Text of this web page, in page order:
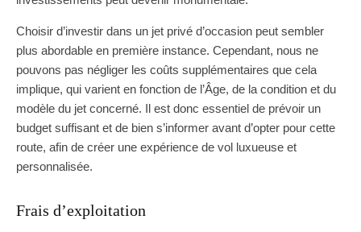
Choisir d’investir dans un jet privé d’occasion peut sembler
plus abordable en première instance. Cependant, nous ne
pouvons pas négliger les coûts supplémentaires que cela
implique, qui varient en fonction de l’Âge, de la condition et du
modèle du jet concerné. Il est donc essentiel de prévoir un
budget suffisant et de bien s’informer avant d’opter pour cette
route, afin de créer une expérience de vol luxueuse et
personnalisée.
Frais d’exploitation